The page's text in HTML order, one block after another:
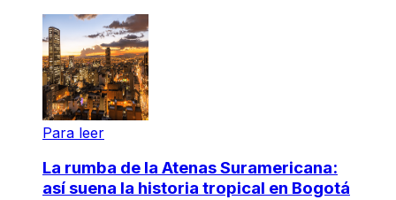
Para leer
La rumba de la Atenas Suramericana:
así suena la historia tropical en Bogotá